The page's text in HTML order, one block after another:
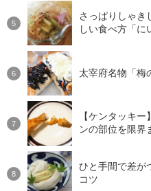
さっぱりしゃき
しい食べ方「に
太宰府名物「梅
【ケンタッキ
ンの部位を限界
ひと手間で差が
コツ